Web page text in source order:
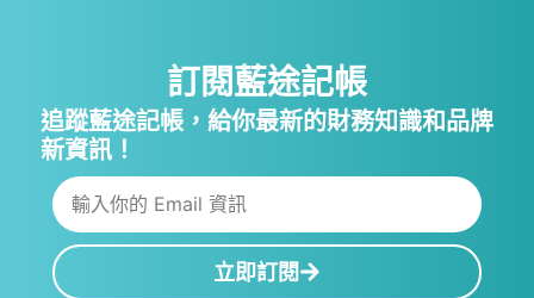
訂閱藍途記帳
追蹤藍途記帳，給你最新的財務知識和品牌
新資訊！
立即訂閱